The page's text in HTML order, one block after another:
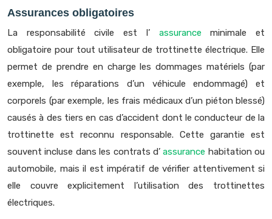
Assurances obligatoires
La responsabilité civile est l’ assuranceminimale et
obligatoire pour tout utilisateur de trottinette électrique. Elle
permet de prendre en charge les dommages matériels (par
exemple, les réparations d’un véhicule endommagé) et
corporels (par exemple, les frais médicaux d’un piéton blessé)
causés à des tiers en cas d’accident dont le conducteur de la
trottinette est reconnu responsable. Cette garantie est
souvent incluse dans les contrats d’assurance habitation ou
automobile, mais il est impératif de vérifier attentivement si
elle couvre explicitement l’utilisation des trottinettes
électriques.